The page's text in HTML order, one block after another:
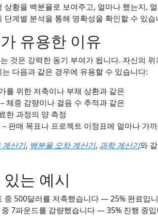
상황을 백분율로 보여주고, 얼마나 했는지,
단계별 분석을 통해 명확성을 확인할 수 있습
유용한 이유
것은 강력한 동기 부여가 됩니다. 자신의
다음과 같은 경우에 유용할 수 있습니다:
를 위한 저축이나 부채 상환과 같은
– 체중 감량이나 걸음 수 추적과 같은
한 과정의 양 측정
– 판매 목표나 프로젝트 이정표에 얼마나 가
계산기, 백분율 오차 계산기, 과학 계산기와
는 예시
중 500달러를 저축했습니다 — 25% 완료입
7파운드를 감량했습니다 — 35% 진행 중입